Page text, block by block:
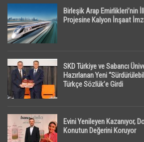
Birleşik Arap Emirlikleri’nin
Projesine Kalyon İnşaat
SKD Türkiye ve Sabancı
Hazırlanan Yeni
Türkçe Sözlük’e Girdi
Evini Yenileyen Kazanıyor,
Konutun Değerini Koruyor